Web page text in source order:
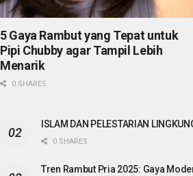
5 Gaya Rambut yang Tepat untuk
Pipi Chubby agar Tampil Lebih
Menarik
0 SHARES
ISLAM DAN PELESTARIAN
0 SHARES
Tren Rambut Pria 2025: Gaya